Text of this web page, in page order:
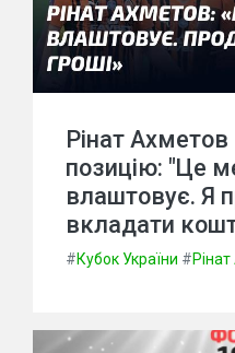
Рінат
позицію: "Це
влаштовує. Я
вкладати
#Кубок України #